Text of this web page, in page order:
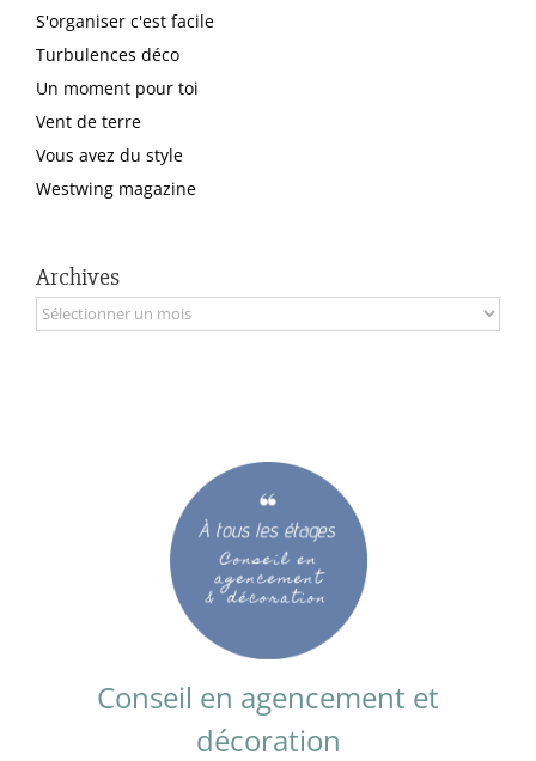
S'organiser c'est facile
Turbulences déco
Un moment pour toi
Vent de terre
Vous avez du style
Westwing magazine
Archives
Archives
Conseil en agencement et
décoration